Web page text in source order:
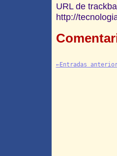
URL de
http://
←Entradas